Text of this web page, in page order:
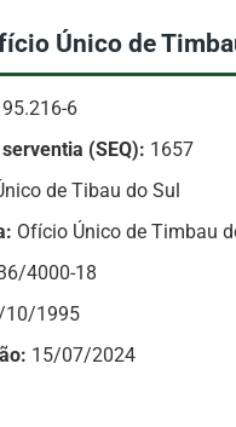
Único de
95.216-6
(SEQ): 1657
de Tibau do Sul
Ofício Único de Timbau
4000-18
10/1995
15/07/2024